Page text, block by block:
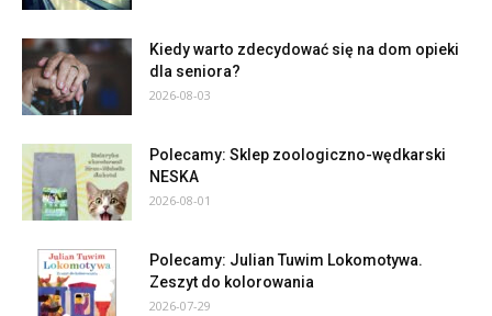
Kiedy warto zdecydować się na dom opieki
dla seniora?
2026-08-03
Polecamy: Sklep zoologiczno-wędkarski
NESKA
2026-08-01
Polecamy: Julian Tuwim Lokomotywa.
Zeszyt do kolorowania
2026-07-29